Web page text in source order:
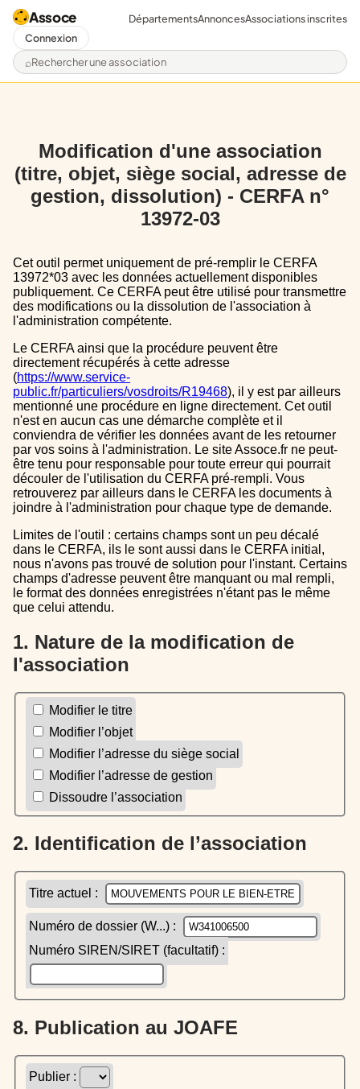
Assoce
Rechercher une association
DépartementsAnnoncesAssociations inscrites
Connexion
Modification d'une association
(titre, objet, siège social, adresse de
gestion, dissolution) - CERFA n°
13972-03
Cet outil permet uniquement de pré-remplir le CERFA
13972*03 avec les données actuellement disponibles
publiquement. Ce CERFA peut être utilisé pour transmettre
des modifications ou la dissolution de l'association à
l'administration compétente.
Le CERFA ainsi que la procédure peuvent être
directement récupérés à cette adresse
(https://www.service-
public.fr/particuliers/vosdroits/R19468), il y est par ailleurs
mentionné une procédure en ligne directement. Cet outil
n'est en aucun cas une démarche complète et il
conviendra de vérifier les données avant de les retourner
par vos soins à l'administration. Le site Assoce.fr ne peut-
être tenu pour responsable pour toute erreur qui pourrait
découler de l'utilisation du CERFA pré-rempli. Vous
retrouverez par ailleurs dans le CERFA les documents à
joindre à l'administration pour chaque type de demande.
Limites de l'outil : certains champs sont un peu décalé
dans le CERFA, ils le sont aussi dans le CERFA initial,
nous n'avons pas trouvé de solution pour l'instant. Certains
champs d'adresse peuvent être manquant ou mal rempli,
le format des données enregistrées n'étant pas le même
que celui attendu.
1. Nature de la modification de
l'association
Modifier le titre
Modifier l’objet
Modifier l’adresse du siège social
Modifier l’adresse de gestion
Dissoudre l’association
2. Identification de l’association
Titre actuel :
Numéro de dossier (W...) :
Numéro SIREN/SIRET (facultatif) :
8. Publication au JOAFE
Publier :